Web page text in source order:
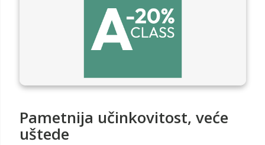
Pametnija učinkovitost, veće
uštede